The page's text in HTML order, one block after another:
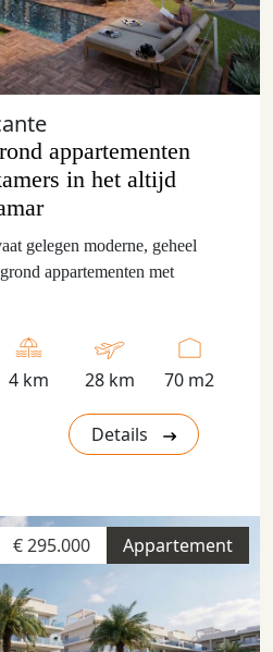
appartementen
in het altijd
gelegen moderne, geheel
appartementen met
4 km 28 km 70 m2
Details
Appartement
€ 295.000